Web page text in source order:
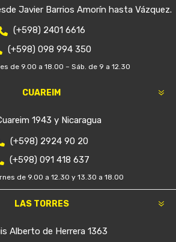
Javier Barrios Amorín hasta Vázquez.
(+598) 2401 6616
(+598) 098 994 350
de 9.00 a 18.00 – Sáb. de 9 a 12.30
CUAREIM
1943 y Nicaragua
(+598) 2924 90 20
(+598) 091 418 637
de 9.00 a 12.30 y 13.30 a 18.00
LAS TORRES
Alberto de Herrera 1363